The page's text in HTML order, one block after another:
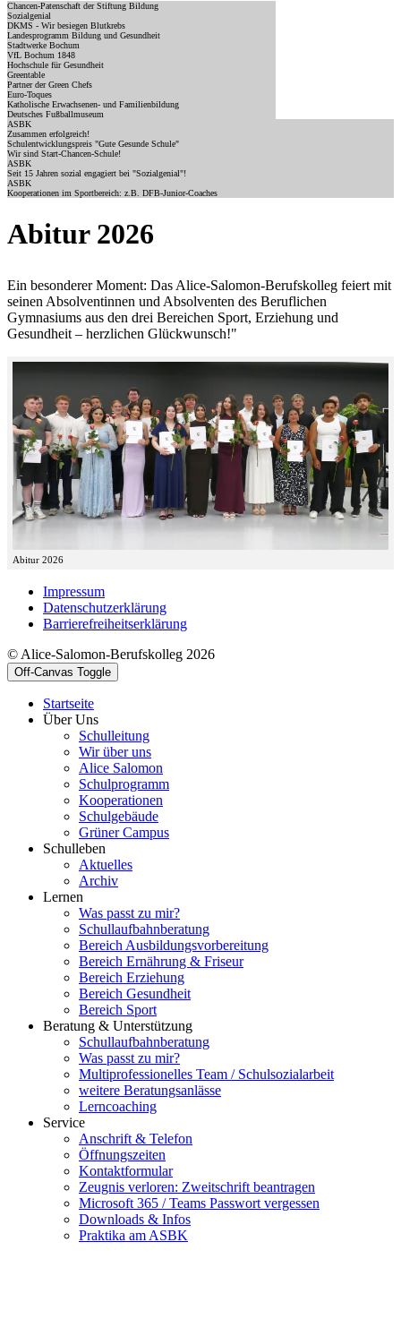
Chancen-Patenschaft der Stiftung Bildung
Sozialgenial
DKMS - Wir besiegen Blutkrebs
Landesprogramm Bildung und Gesundheit
Stadtwerke Bochum
VfL Bochum 1848
Hochschule für Gesundheit
Greentable
Partner der Green Chefs
Euro-Toques
Katholische Erwachsenen- und Familienbildung
Deutsches Fußballmuseum
ASBK
Zusammen erfolgreich!
Schulentwicklungspreis "Gute Gesunde Schule"
Wir sind Start-Chancen-Schule!
ASBK
Seit 15 Jahren sozial engagiert bei "Sozialgenial"!
ASBK
Kooperationen im Sportbereich: z.B. DFB-Junior-Coaches
Abitur 2026
Ein besonderer Moment: Das Alice-Salomon-Berufskolleg feiert mit
seinen Absolventinnen und Absolventen des Beruflichen
Gymnasiums aus den drei Bereichen Sport, Erziehung und
Gesundheit – herzlichen Glückwunsch!"
Abitur 2026
Impressum
Datenschutzerklärung
Barrierefreiheitserklärung
© Alice-Salomon-Berufskolleg 2026
Off-Canvas Toggle
Startseite
Über Uns
Schulleitung
Wir über uns
Alice Salomon
Schulprogramm
Kooperationen
Schulgebäude
Grüner Campus
Schulleben
Aktuelles
Archiv
Lernen
Was passt zu mir?
Schullaufbahnberatung
Bereich Ausbildungsvorbereitung
Bereich Ernährung & Friseur
Bereich Erziehung
Bereich Gesundheit
Bereich Sport
Beratung & Unterstützung
Schullaufbahnberatung
Was passt zu mir?
Multipro­fessionelles Team / Schulsozialarbeit
weitere Beratungsanlässe
Lerncoaching
Service
Anschrift & Telefon
Öffnungszeiten
Kontaktformular
Zeugnis verloren: Zweitschrift beantragen
Microsoft 365 / Teams Passwort vergessen
Downloads & Infos
Praktika am ASBK